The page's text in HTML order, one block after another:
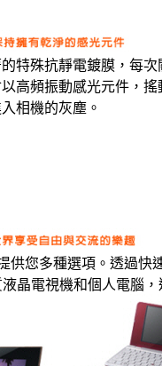
特殊抗靜電鍍膜，每次
高頻振動感光元件，搖
相機的灰塵。
供您多種選項。透過
晶電視機和個人電腦